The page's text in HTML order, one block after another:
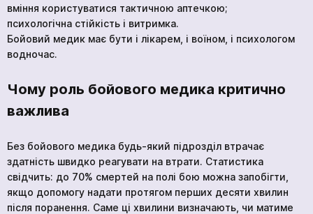
вміння користуватися тактичною аптечкою;
психологічна стійкість і витримка.
Бойовий медик має бути і лікарем, і воїном, і психологом
водночас.
Чому роль бойового медика критично
важлива
Без бойового медика будь-який підрозділ втрачає
здатність швидко реагувати на втрати. Статистика
свідчить: до 70% смертей на полі бою можна запобігти,
якщо допомогу надати протягом перших десяти хвилин
після поранення. Саме ці хвилини визначають, чи матиме